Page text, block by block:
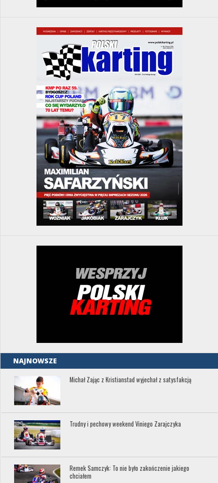
NAJNOWSZE
Michał Zając z Kristianstad wyjechał z satysfakcją
Trudny i pechowy weekend Viniego Zarajczyka
Remek Samczyk: To nie było zakończenie jakiego
chciałem